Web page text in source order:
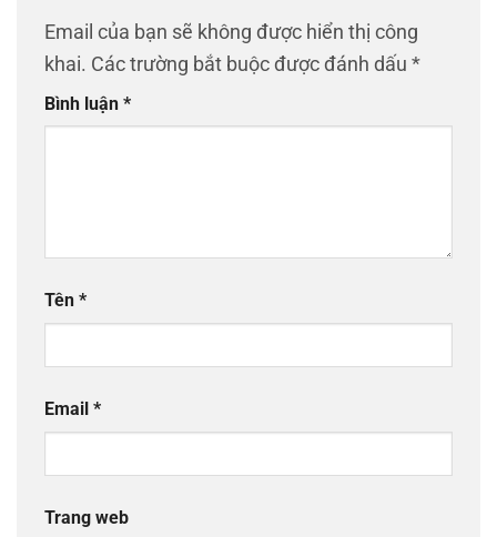
Email của bạn sẽ không được hiển thị công
khai. Các trường bắt buộc được đánh dấu *
Bình luận *
Tên *
Email *
Trang web